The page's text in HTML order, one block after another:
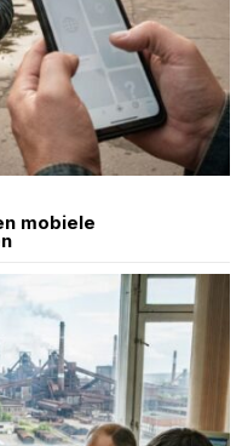
mobiele